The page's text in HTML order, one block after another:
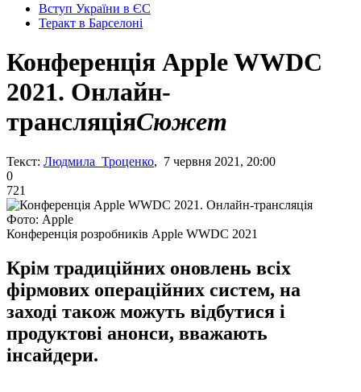
Вступ України в ЄС
Теракт в Барселоні
Конференція Apple WWDC
2021. Онлайн-
трансляціяСюжет
Текст: Людмила Троценко, 7 червня 2021, 20:00
0
721
Фото: Apple
Конференція розробників Apple WWDC 2021
Крім традиційних оновлень всіх
фірмових операційних систем, на
заході також можуть відбутися і
продуктові анонси, вважають
інсайдери.